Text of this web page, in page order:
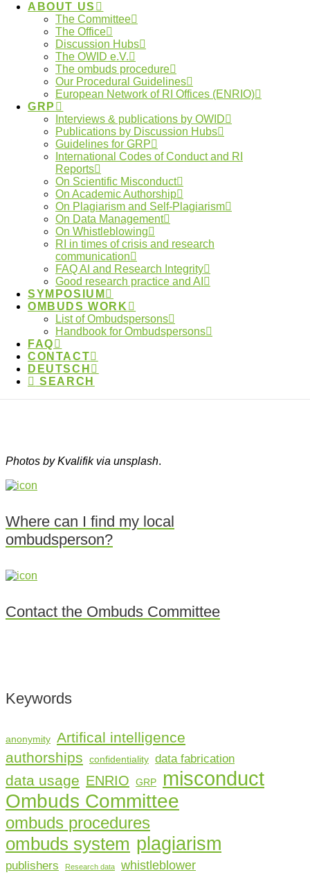
ABOUT US
The Committee
The Office
Discussion Hubs
The OWID e.V.
The ombuds procedure
Our Procedural Guidelines
European Network of RI Offices (ENRIO)
GRP
Interviews & publications by OWID
Publications by Discussion Hubs
Guidelines for GRP
International Codes of Conduct and RI
Reports
On Scientific Misconduct
On Academic Authorship
On Plagiarism and Self-Plagiarism
On Data Management
On Whistleblowing
RI in times of crisis and research
communication
FAQ AI and Research Integrity
Good research practice and AI
SYMPOSIUM
OMBUDS WORK
List of Ombudspersons
Handbook for Ombudspersons
FAQ
CONTACT
DEUTSCH
SEARCH
Abständen Workshops für Ombudspersonen in
unterschiedlichen Städten an.
Die nächsten Veranstaltungen mit dem Titel
“Workshops für Ombudspersonen:
Rollenverständnis, Mediation und
Konfliktmanagement”
werden vom
27. bis 28. März
2023 in Kölnoder vom 9. bis 10. Oktober 2023 in
angeboten. Teil II des Workshops wird vom 20.
bis 21. November 2023 stattfinden. Der Ort wird noch
festgelegt.
Für die Veranstaltung am 27.-28. März 2023 in Köln
können Sie sich bereitshierregistrieren.
zur Anmeldung – und zur Vorananmeldung für die
anderen Veranstaltungen – wenden Sie sich bitte an
Frau Hahn(annika.hahn@dfg.de).
Nähere Informationen finden Sie in dem
Informationsflyer, den Sie hier herunterladen
können.
Photos by Kvalifik via unsplash.
Where can I find my local
ombudsperson?
Contact the Ombuds Committee
Keywords
anonymity Artifical intelligence
authorships
confidentiality data fabrication
data usage ENRIO GRP misconduct
Ombuds Committee
ombuds procedures
ombuds system plagiarism
publishers Research data whistleblower